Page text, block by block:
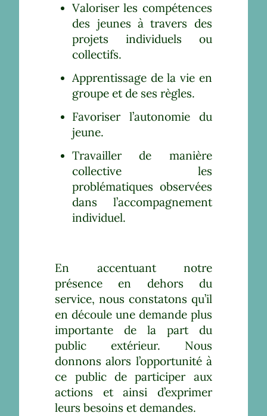
Valoriser les compétences
des jeunes à travers des
projets individuels ou
collectifs.
Apprentissage de la vie en
groupe et de ses règles.
Favoriser l’autonomie du
jeune.
Travailler de manière
collective les
problématiques observées
dans l’accompagnement
individuel.
En accentuant notre
présence en dehors du
service, nous constatons qu’il
en découle une demande plus
importante de la part du
public extérieur. Nous
donnons alors l’opportunité à
ce public de participer aux
actions et ainsi d’exprimer
leurs besoins et demandes.